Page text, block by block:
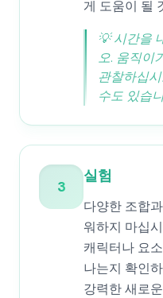
게 도움이 될
💡시간을
오. 움직이
관찰하십
수도 있습
3
실험
다양한 조합
워하지 마십
캐릭터나 요
나는지 확인
강력한 새로